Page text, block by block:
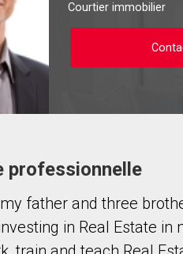
Courtier immobilier
ce courtier
professionnelle
father and three
in Real Estate in